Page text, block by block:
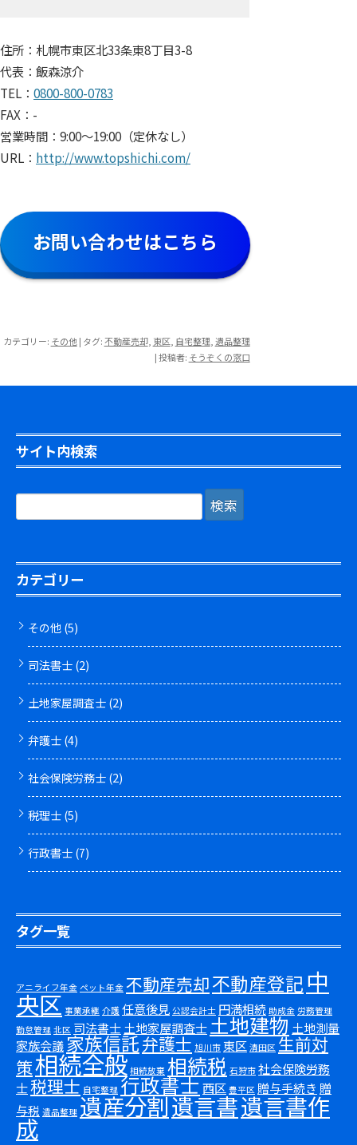
住所：札幌市東区北33条東8丁目3-8
代表：飯森涼介
TEL： 0800-800-0783
FAX：-
営業時間：9:00～19:00（定休なし）
URL： http://www.topshichi.com/
お問い合わせはこちら
カテゴリー: その他 | タグ:不動産売却, 東区, 自宅整理, 遺品整理
|投稿者: そうぞくの窓口
サイト内検索
検
索:
カテゴリー
その他 (5)
司法書士 (2)
土地家屋調査士 (2)
弁護士 (4)
社会保険労務士 (2)
税理士 (5)
行政書士 (7)
タグ一覧
アニライフ年金 ペット年金 不動産売却不動産登記中
央区 事業承継 介護 任意後見 公認会計士 円満相続 助成金 労務管理
勤怠管理 北区 司法書士土地家屋調査士土地建物土地測量
家族会議家族信託弁護士 旭川市 東区 清田区 生前対
策相続全般 相続放棄 相続税 石狩市 社会保険労務
士税理士 自宅整理 行政書士西区 豊平区 贈与手続き 贈
与税 遺品整理 遺産分割遺言書遺言書作
成